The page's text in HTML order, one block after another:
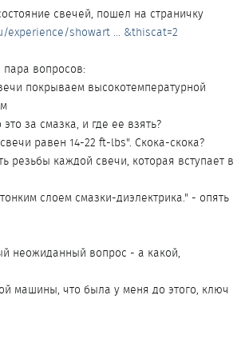
свечей, пошел на страничку
showart ... &thiscat=2
вопросов:
покрываем высокотемпературной
за смазка, и где ее взять?
равен 14-22 ft-lbs". Скока-скока?
резьбы каждой свечи, которая вступает в
слоем смазки-диэлектрика." - опять
неожиданный вопрос - а какой,
машины, что была у меня до этого, ключ